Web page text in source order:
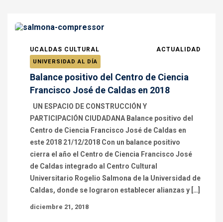
UCALDAS CULTURAL ACTUALIDAD
UNIVERSIDAD AL DÍA
Balance positivo del Centro de Ciencia
Francisco José de Caldas en 2018
UN ESPACIO DE CONSTRUCCIÓN Y
PARTICIPACIÓN CIUDADANA Balance positivo del
Centro de Ciencia Francisco José de Caldas en
este 2018 21/12/2018 Con un balance positivo
cierra el año el Centro de Ciencia Francisco José
de Caldas integrado al Centro Cultural
Universitario Rogelio Salmona de la Universidad de
Caldas, donde se lograron establecer alianzas y […]
diciembre 21, 2018